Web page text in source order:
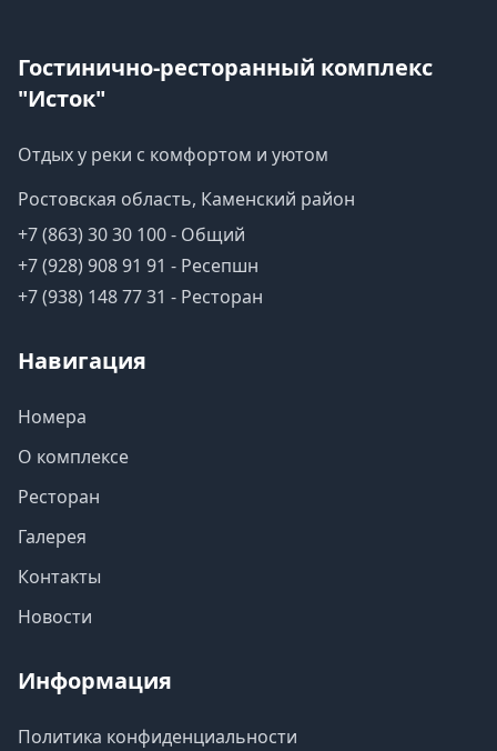
Гостинично-ресторанный комплекс
"Исток"
Отдых у реки с комфортом и уютом
Ростовская область, Каменский район
+7 (863) 30 30 100 - Общий
+7 (928) 908 91 91 - Ресепшн
+7 (938) 148 77 31 - Ресторан
Навигация
Номера
О комплексе
Ресторан
Галерея
Контакты
Новости
Информация
Политика конфиденциальности